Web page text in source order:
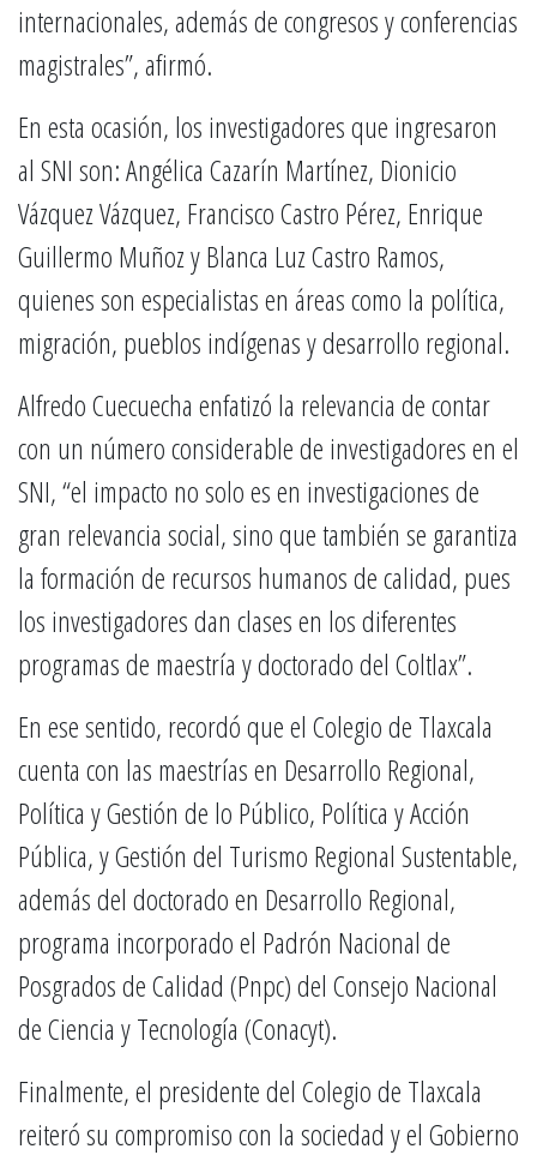
internacionales, además de congresos y conferencias
magistrales”, afirmó.
En esta ocasión, los investigadores que ingresaron
al SNI son: Angélica Cazarín Martínez, Dionicio
Vázquez Vázquez, Francisco Castro Pérez, Enrique
Guillermo Muñoz y Blanca Luz Castro Ramos,
quienes son especialistas en áreas como la política,
migración, pueblos indígenas y desarrollo regional.
Alfredo Cuecuecha enfatizó la relevancia de contar
con un número considerable de investigadores en el
SNI, “el impacto no solo es en investigaciones de
gran relevancia social, sino que también se garantiza
la formación de recursos humanos de calidad, pues
los investigadores dan clases en los diferentes
programas de maestría y doctorado del Coltlax”.
En ese sentido, recordó que el Colegio de Tlaxcala
cuenta con las maestrías en Desarrollo Regional,
Política y Gestión de lo Público, Política y Acción
Pública, y Gestión del Turismo Regional Sustentable,
además del doctorado en Desarrollo Regional,
programa incorporado el Padrón Nacional de
Posgrados de Calidad (Pnpc) del Consejo Nacional
de Ciencia y Tecnología (Conacyt).
Finalmente, el presidente del Colegio de Tlaxcala
reiteró su compromiso con la sociedad y el Gobierno